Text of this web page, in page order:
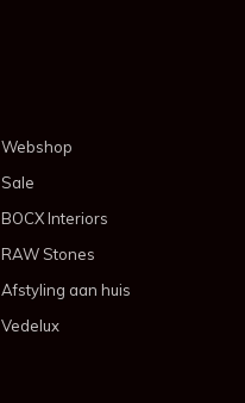
Webshop
Sale
BOCX Interiors
RAW Stones
Afstyling aan huis
Vedelux